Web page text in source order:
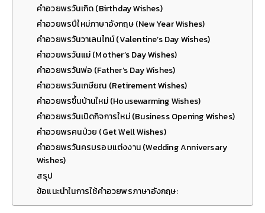
คำอวยพรวันเกิด (Birthday Wishes)
คำอวยพรปีใหม่ภาษาอังกฤษ (New Year Wishes)
คำอวยพรวันวาเลนไทน์ (Valentine’s Day Wishes)
คำอวยพรวันแม่ (Mother’s Day Wishes)
คำอวยพรวันพ่อ (Father’s Day Wishes)
คำอวยพรวันเกษียณ (Retirement Wishes)
คำอวยพรขึ้นบ้านใหม่ (Housewarming Wishes)
คำอวยพรวันเปิดกิจการใหม่ (Business Opening Wishes)
คำอวยพรคนป่วย (Get Well Wishes)
คำอวยพรวันครบรอบแต่งงาน (Wedding Anniversary
Wishes)
สรุป
ข้อแนะนำในการใช้คำอวยพรภาษาอังกฤษ: